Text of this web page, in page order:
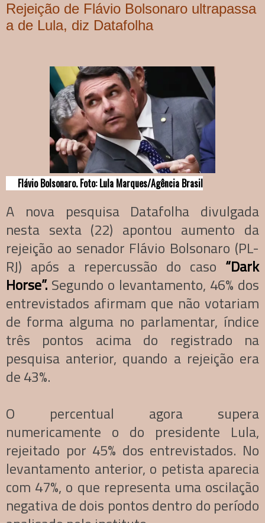
Rejeição de Flávio Bolsonaro ultrapassa
a de Lula, diz Datafolha
Flávio Bolsonaro. Foto: Lula Marques/Agência Brasil
A nova pesquisa Datafolha divulgada
nesta sexta (22) apontou aumento da
rejeição ao senador Flávio Bolsonaro (PL-
RJ) após a repercussão do caso “Dark
Horse”. Segundo o levantamento, 46% dos
entrevistados afirmam que não votariam
de forma alguma no parlamentar, índice
três pontos acima do registrado na
pesquisa anterior, quando a rejeição era
de 43%.
O percentual agora supera
numericamente o do presidente Lula,
rejeitado por 45% dos entrevistados. No
levantamento anterior, o petista aparecia
com 47%, o que representa uma oscilação
negativa de dois pontos dentro do período